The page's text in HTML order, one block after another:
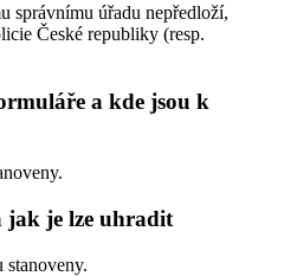
správnímu úřadu nepředloží,
České republiky (resp.
a kde jsou k
jak je lze uhradit
stanoveny.